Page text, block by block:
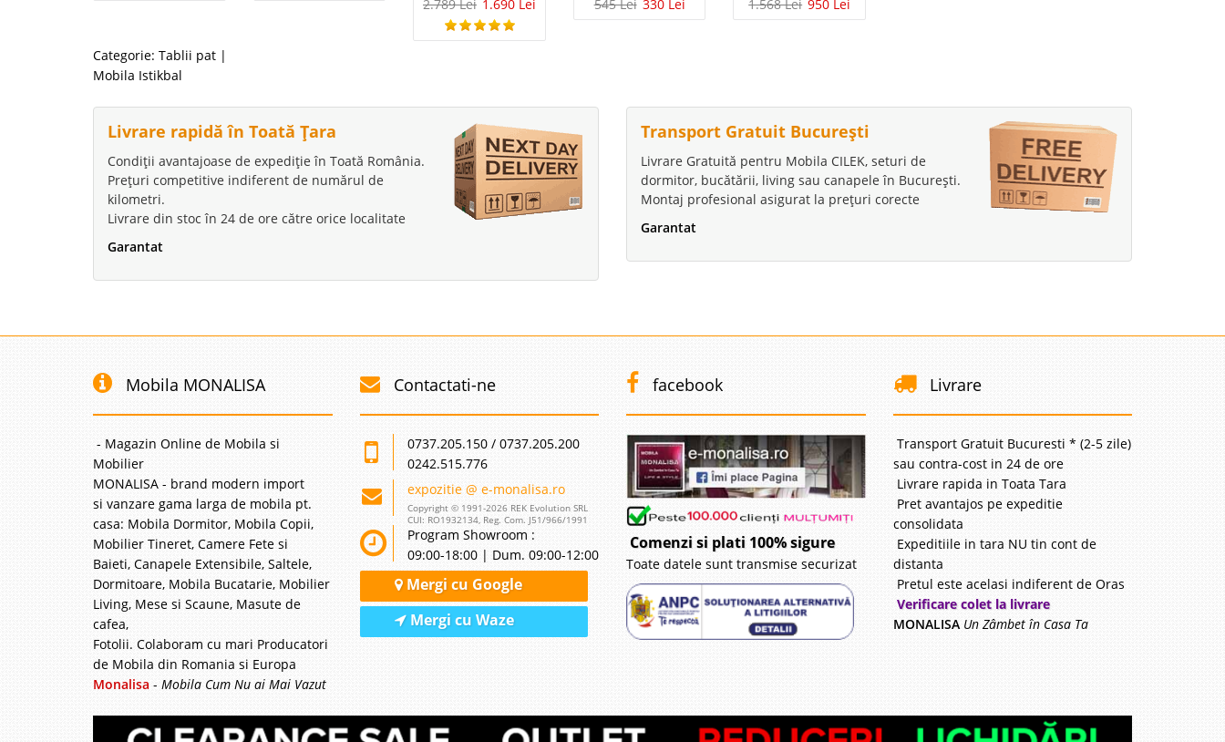
2.789 Lei 1.690 Lei
545 Lei 330 Lei
1.568 Lei 950 Lei
Categorie: Tablii pat |
Mobila Istikbal
Livrare rapidă în Toată Țara
Condiții avantajoase de expediție în Toată România.
Prețuri competitive indiferent de numărul de
kilometri.
Livrare din stoc în 24 de ore către orice localitate
Garantat
Transport Gratuit București
Livrare Gratuită pentru Mobila CILEK, seturi de
dormitor, bucătării, living sau canapele în București.
Montaj profesional asigurat la prețuri corecte
Garantat
Mobila MONALISA
- Magazin Online de Mobila si
Mobilier
MONALISA - brand modern import
si vanzare gama larga de mobila pt.
casa: Mobila Dormitor, Mobila Copii,
Mobilier Tineret, Camere Fete si
Baieti, Canapele Extensibile, Saltele,
Dormitoare, Mobila Bucatarie, Mobilier
Living, Mese si Scaune, Masute de
cafea,
Fotolii. Colaboram cu mari Producatori
de Mobila din Romania si Europa
Monalisa - Mobila Cum Nu ai Mai Vazut
Contactati-ne
0737.205.150 / 0737.205.200
0242.515.776
expozitie @ e-monalisa.ro
Copyright © 1991-2026 REK Evolution SRL
CUI: RO1932134, Reg. Com. J51/966/1991
Program Showroom :
09:00-18:00 | Dum. 09:00-12:00
Mergi cu Google
Mergi cu Waze
facebook
Comenzi si plati 100% sigure
Toate datele sunt transmise securizat
Livrare
Transport Gratuit Bucuresti * (2-5 zile)
sau contra-cost in 24 de ore
Livrare rapida in Toata Tara
Pret avantajos pe expeditie
consolidata
Expeditiile in tara NU tin cont de
distanta
Pretul este acelasi indiferent de Oras
Verificare colet la livrare
MONALISA Un Zâmbet în Casa Ta